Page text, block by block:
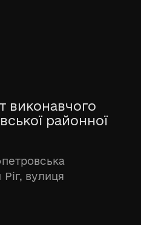
виконавчого
районної
вулиця